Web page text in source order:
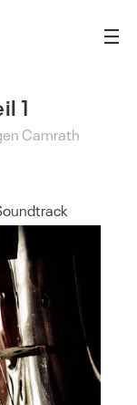
1
Camrath